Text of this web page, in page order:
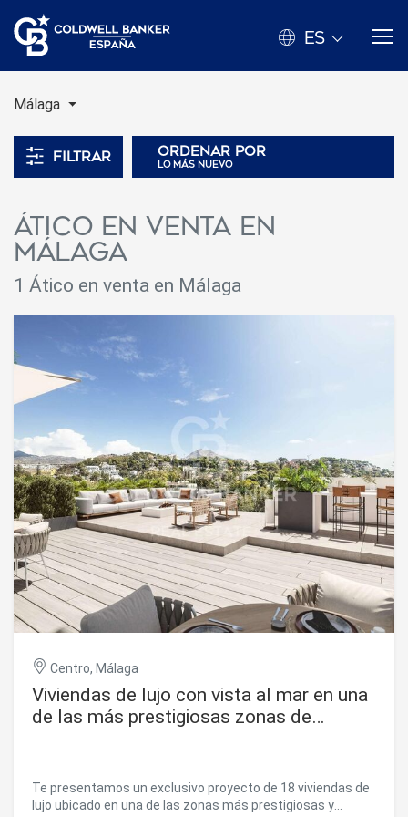
ES
Málaga
Filtrar Ordenar por
lo más nuevo
Ático en venta en
Málaga
1 Ático en venta en Málaga
Centro, Málaga
Viviendas de lujo con vista al mar en una
de las más prestigiosas zonas de
Te presentamos un exclusivo proyecto de 18 viviendas de
lujo ubicado en una de las zonas más prestigiosas y